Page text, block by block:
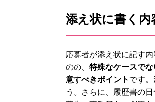
添え状に書く内
応募者が添え状に記す
のの、 特殊なケースで
意すべきポイント です
う。さらに、履歴書の